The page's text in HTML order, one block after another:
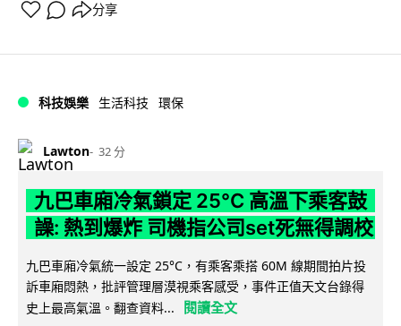
分享
科技娛樂 生活科技 環保
Lawton 32 分
九巴車廂冷氣鎖定 25°C 高溫下乘客鼓
譟: 熱到爆炸 司機指公司set死無得調校
九巴車廂冷氣統一設定 25°C，有乘客乘搭 60M 線期間拍片投
訴車廂悶熱，批評管理層漠視乘客感受，事件正值天文台錄得
史上最高氣溫。翻查資料...
閱讀全文